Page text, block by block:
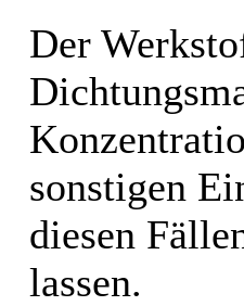
Der
sonstigen
diesen
lassen.